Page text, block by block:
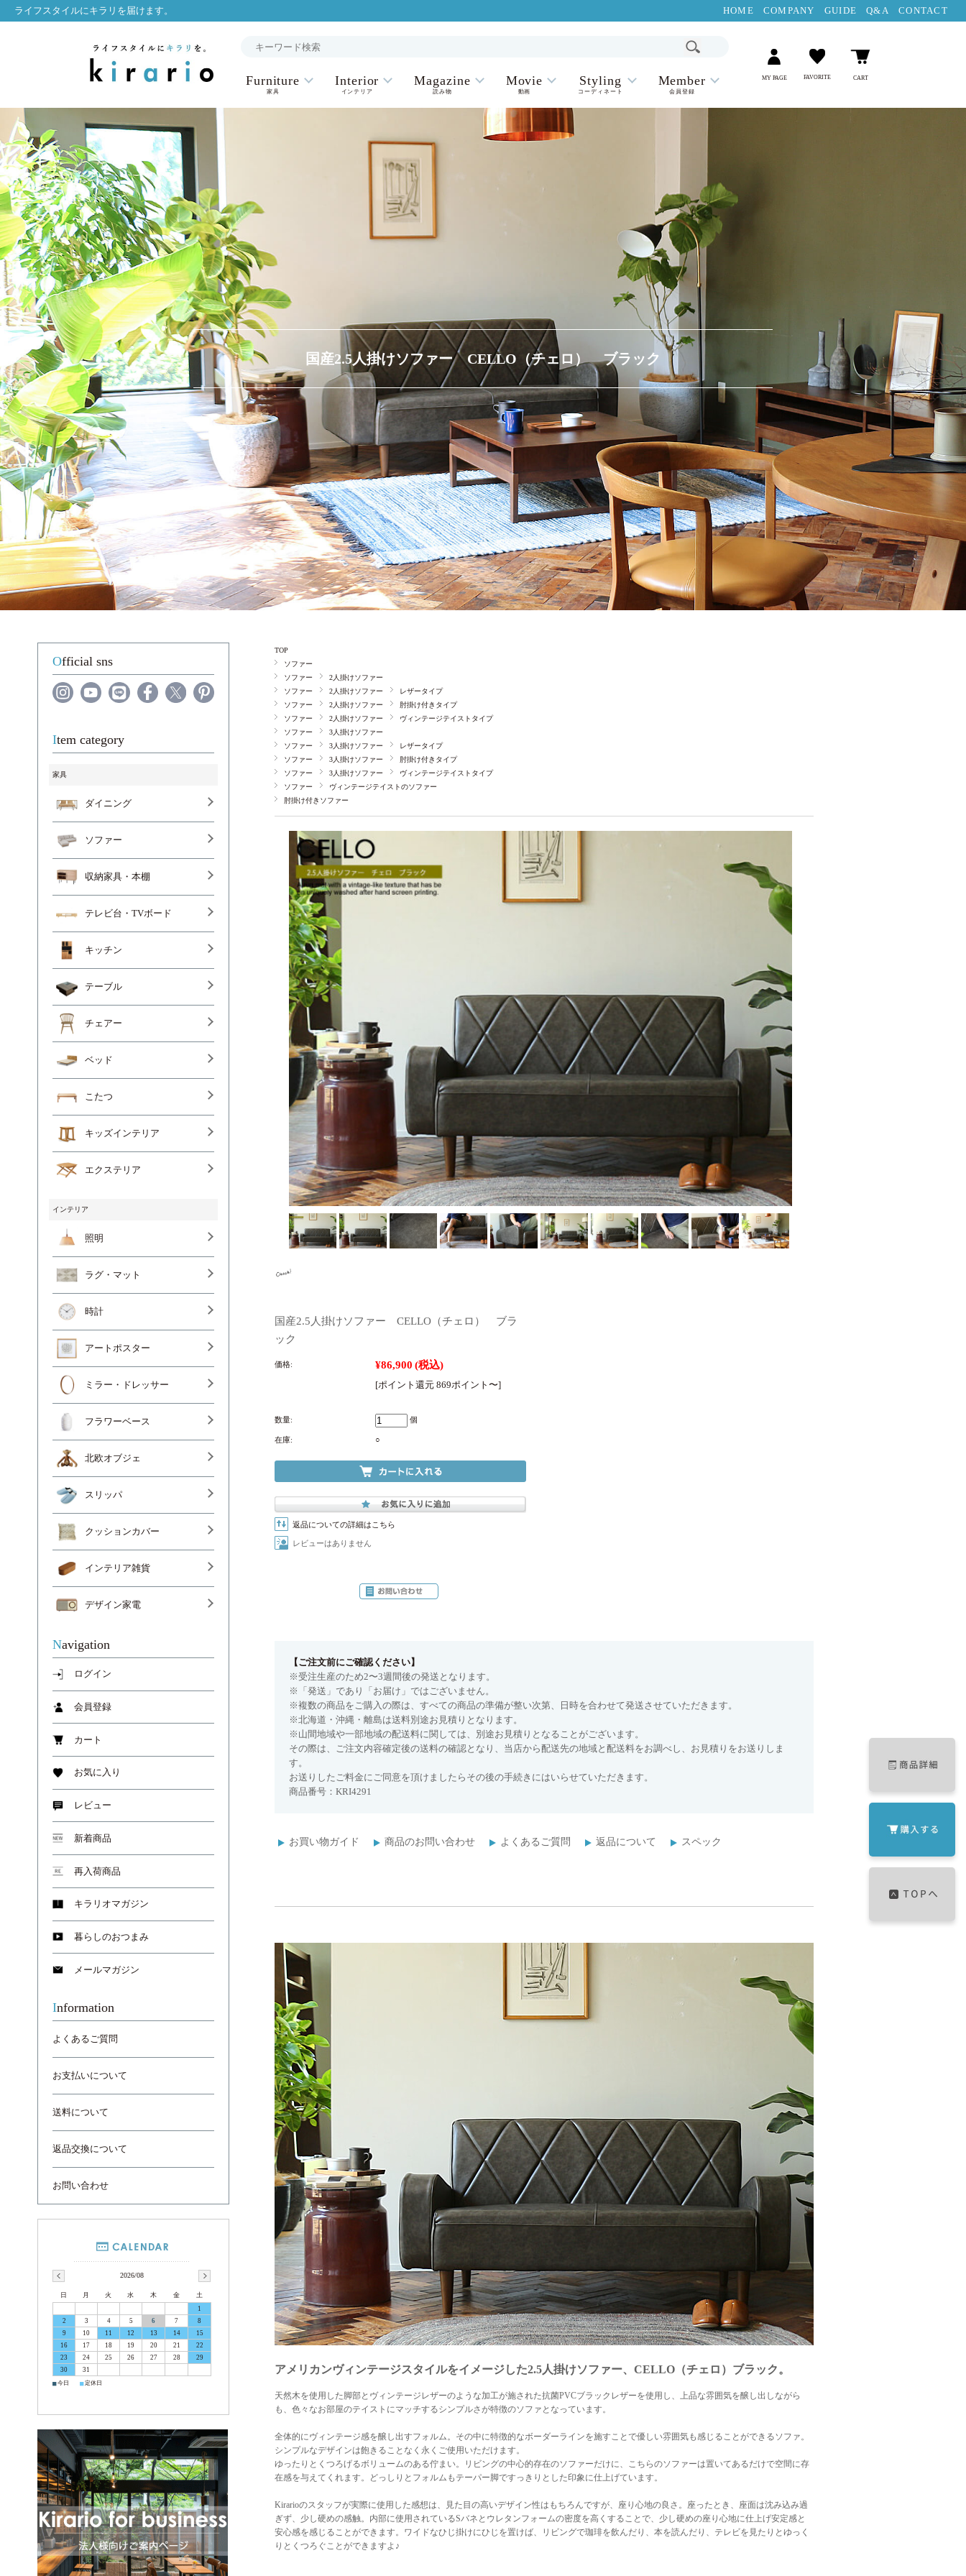
ライフスタイルにキラリを届けます。 HOME COMPANY GUIDE Q&A CONTACT
Furniture
家具
Interior
インテリア
Magazine
読み物
Movie
動画
Styling
コーディネート
Member
会員登録
MY PAGE FAVORITE CART
TOP
ソファー
ソファー
2人掛けソファー
ソファー
2人掛けソファー
レザータイプ
ソファー
2人掛けソファー
肘掛け付きタイプ
ソファー
2人掛けソファー
ヴィンテージテイストタイプ
ソファー
3人掛けソファー
ソファー
3人掛けソファー
レザータイプ
ソファー
3人掛けソファー
肘掛け付きタイプ
ソファー
3人掛けソファー
ヴィンテージテイストタイプ
ソファー
ヴィンテージテイストのソファー
肘掛け付きソファー
国産2.5人掛けソファー CELLO（チェロ） ブラ
ック
価格: ¥86,900 (税込)
[ポイント還元 869ポイント〜]
数量: 個
在庫: ○
返品についての詳細はこちら
レビューはありません
【ご注文前にご確認ください】
※受注生産のため2〜3週間後の発送となります。
※「発送」であり「お届け」ではございません。
※複数の商品をご購入の際は、すべての商品の準備が整い次第、日時を合わせて発送させていただきます。
※北海道・沖縄・離島は送料別途お見積りとなります。
※山間地域や一部地域の配送料に関しては、別途お見積りとなることがございます。
その際は、ご注文内容確定後の送料の確認となり、当店から配送先の地域と配送料をお調べし、お見積りをお送りしま
す。
お送りしたご料金にご同意を頂けましたらその後の手続きにはいらせていただきます。
商品番号：KRI4291
お買い物ガイド 商品のお問い合わせ よくあるご質問 返品について スペック
アメリカンヴィンテージスタイルをイメージした2.5人掛けソファー、CELLO（チェロ）ブラック。
天然木を使用した脚部とヴィンテージレザーのような加工が施された抗菌PVCブラックレザーを使用し、上品な雰囲気を醸し出しながら
も、色々なお部屋のテイストにマッチするシンプルさが特徴のソファとなっています。
全体的にヴィンテージ感を醸し出すフォルム。その中に特徴的なボーダーラインを施すことで優しい雰囲気も感じることができるソファ。
シンプルなデザインは飽きることなく永くご使用いただけます。
ゆったりとくつろげるボリュームのある佇まい。リビングの中心的存在のソファーだけに、こちらのソファーは置いてあるだけで空間に存
在感を与えてくれます。どっしりとフォルムもテーパー脚ですっきりとした印象に仕上げています。
Kirarioのスタッフが実際に使用した感想は、見た目の高いデザイン性はもちろんですが、座り心地の良さ。座ったとき、座面は沈み込み過
ぎず、少し硬めの感触。内部に使用されているSバネとウレタンフォームの密度を高くすることで、少し硬めの座り心地に仕上げ安定感と
安心感を感じることができます。ワイドなひじ掛けにひじを置けば、リビングで珈琲を飲んだり、本を読んだり、テレビを見たりとゆっく
りとくつろぐことができますよ♪
Official sns
Item category
家具
ダイニング
ソファー
収納家具・本棚
テレビ台・TVボード
キッチン
テーブル
チェアー
ベッド
こたつ
キッズインテリア
エクステリア
インテリア
照明
ラグ・マット
時計
アートポスター
ミラー・ドレッサー
フラワーベース
北欧オブジェ
スリッパ
クッションカバー
インテリア雑貨
デザイン家電
Navigation
ログイン
会員登録
カート
お気に入り
レビュー
新着商品
再入荷商品
キラリオマガジン
暮らしのおつまみ
メールマガジン
Information
よくあるご質問
お支払いについて
送料について
返品交換について
お問い合わせ
2026/08
日 月 火 水 木 金
土
1
2
3 4 5 6 7
8
9
10 11 12 13 14
15
16
17 18 19 20 21
22
23
24 25 26 27 28
29
30
31
■ 今日 ■ 定休日